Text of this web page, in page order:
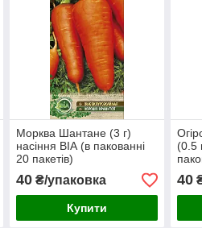
Морква Шантане (3 г)
насіння ВІА (в пакованні
20 пакетів)
40₴/упаковка
Купити
(0.5
40